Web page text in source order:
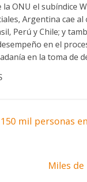
ONU el subíndice
Argentina cae
Perú y Chile; y
en el
en la toma de
mil personas
Miles